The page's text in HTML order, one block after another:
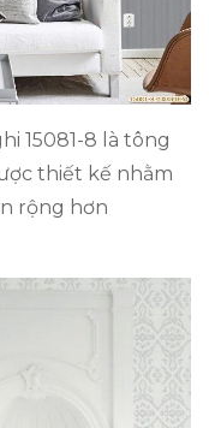
15081-8 là tông
thiết kế nhằm
rộng hơn